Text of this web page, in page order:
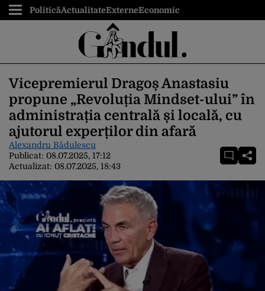
PoliticăActualitateExterneEconomic
Vicepremierul Dragoș Anastasiu
propune „Revoluția Mindset-ului” în
administrația centrală și locală, cu
ajutorul experților din afară
Alexandru Bădulescu
Publicat: 08.07.2025, 17:12
Actualizat: 08.07.2025, 18:43